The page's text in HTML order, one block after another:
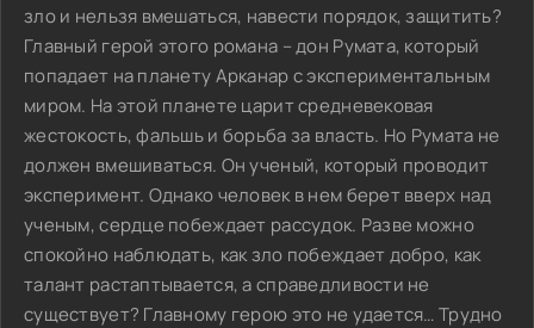
зло и нельзя вмешаться, навести порядок, защитить?
Главный герой этого романа – дон Румата, который
попадает на планету Арканар с экспериментальным
миром. На этой планете царит средневековая
жестокость, фальшь и борьба за власть. Но Румата не
должен вмешиваться. Он ученый, который проводит
эксперимент. Однако человек в нем берет вверх над
ученым, сердце побеждает рассудок. Разве можно
спокойно наблюдать, как зло побеждает добро, как
талант растаптывается, а справедливости не
существует? Главному герою это не удается… Трудно